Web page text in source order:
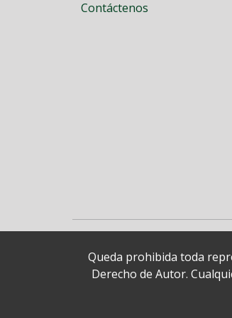
Contáctenos
Queda prohibida toda
Derecho de Autor.